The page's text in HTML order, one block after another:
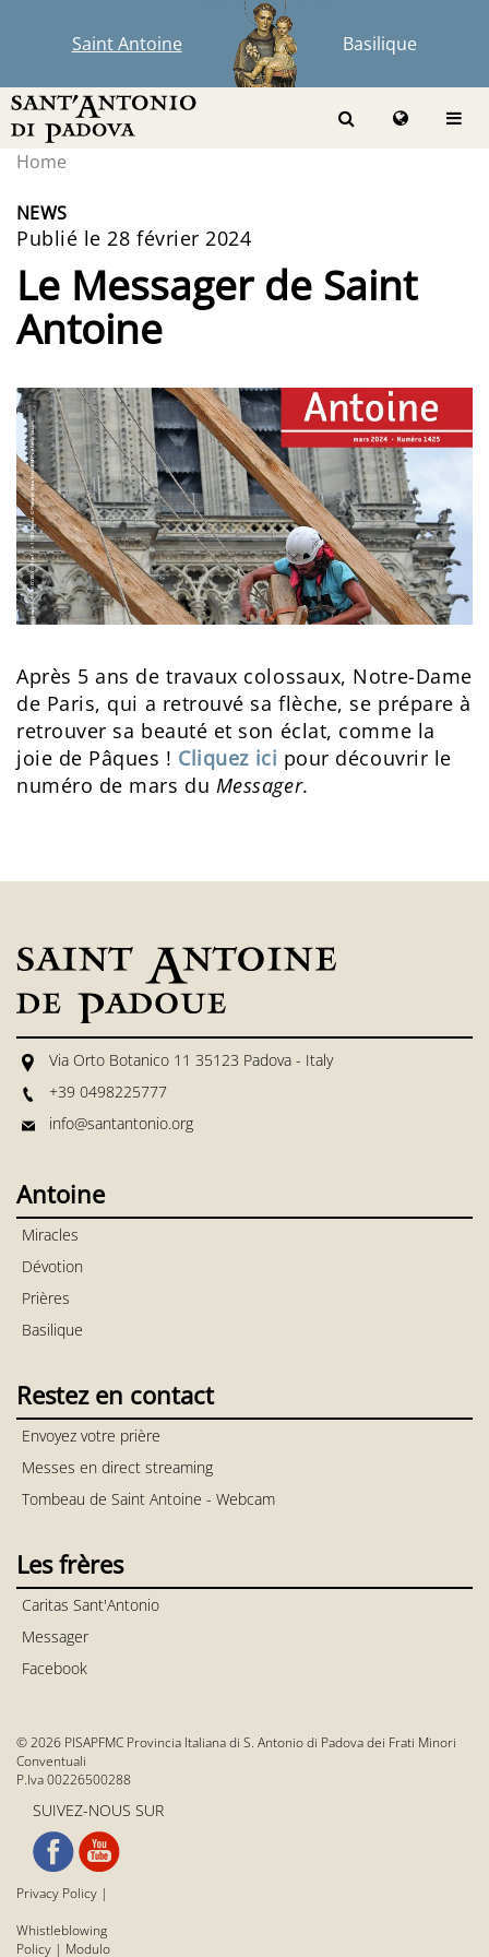
Saint Antoine Basilique
Home
NEWS
Publié le 28 février 2024
Le Messager de Saint
Antoine
Après 5 ans de travaux colossaux, Notre-Dame
de Paris, qui a retrouvé sa flèche, se prépare à
retrouver sa beauté et son éclat, comme la
joie de Pâques ! Cliquez ici pour découvrir le
numéro de mars du Messager.
Via Orto Botanico 11 35123 Padova - Italy
+39 0498225777
info@santantonio.org
Antoine
Miracles
Dévotion
Prières
Basilique
Restez en contact
Envoyez votre prière
Messes en direct streaming
Tombeau de Saint Antoine - Webcam
Les frères
Caritas Sant'Antonio
Messager
Facebook
© 2026 PISAPFMC Provincia Italiana di S. Antonio di Padova dei Frati Minori
Conventuali
P.Iva 00226500288
SUIVEZ-NOUS SUR
Privacy Policy |
Whistleblowing
Policy | Modulo